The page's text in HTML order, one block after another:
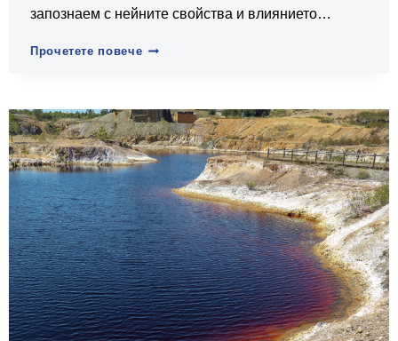
запознаем с нейните свойства и влиянието…
Прочетете повечеКакво
за
солната
киселина?